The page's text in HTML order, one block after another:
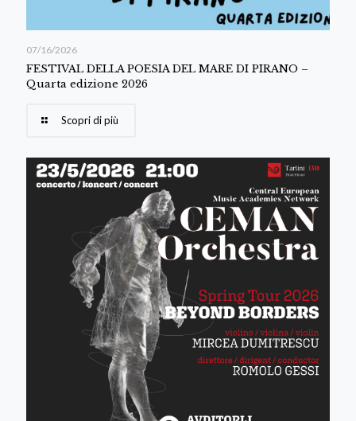
07/16/2026
FESTIVAL DELLA POESIA DEL MARE DI PIRANO –
Quarta edizione 2026
Scopri di più